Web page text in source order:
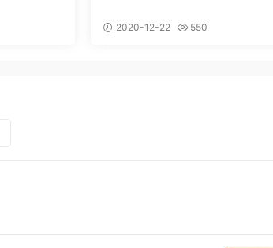
2020-12-22 550